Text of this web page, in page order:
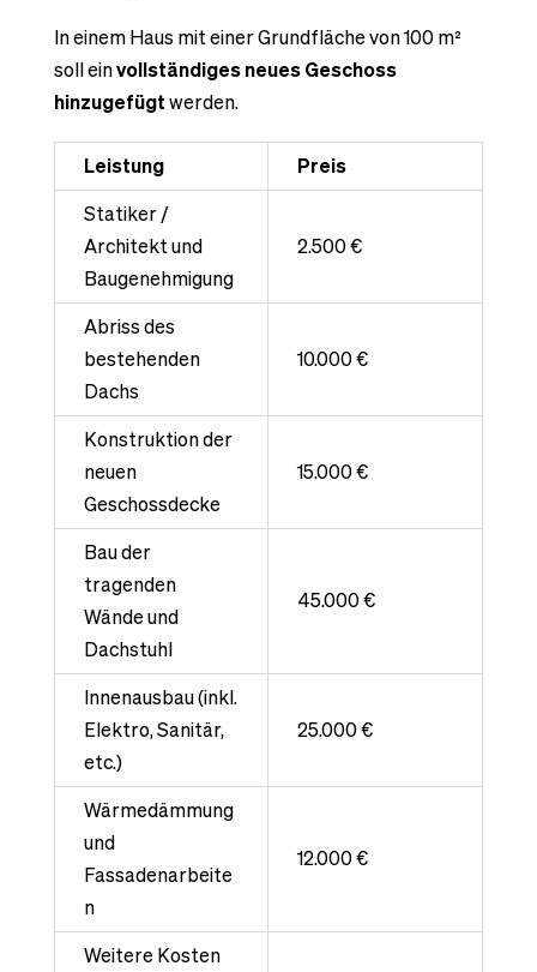
In einem Haus mit einer Grundfläche von 100 m²
soll einvollständiges neues Geschoss
hinzugefügtwerden.
Leistung
Preis
Statiker /
Architekt und
Baugenehmigung
2.500 €
Abrissdes
bestehenden
Dachs
10.000 €
Konstruktion der
neuen
Geschossdecke
15.000 €
Bau der
tragenden
Wände und
Dachstuhl
45.000 €
Innenausbau (inkl.
Elektro, Sanitär,
etc.)
25.000 €
Wärmedämmung
und
Fassadenarbeite
n
12.000 €
Weitere Kosten